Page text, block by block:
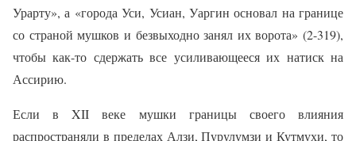
Урарту», а «города Уси, Усиан, Уаргин основал на границе
со страной мушков и безвыходно занял их ворота» (2-319),
чтобы как-то сдержать все усиливающееся их натиск на
Ассирию.
Если в XII веке мушки границы своего влияния
распространяли в пределах Алзи, Пурулумзи и Кутмухи, то